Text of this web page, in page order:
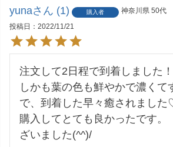
yuna 1 購入者 神奈川県 50代
投稿日
2022/11/21
注文して2日程で到着しました！
しかも葉の色も鮮やかで濃くて
で、到着した早々癒されまし
購入してとても良かったです。
ざいました(^^)/